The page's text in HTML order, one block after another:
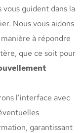
vous guident dans la
Nous vous aidons
à répondre
que ce soit pour
l’interface avec
garantissant